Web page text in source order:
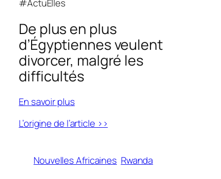
#ActuElles
De plus en plus
d’Égyptiennes veulent
divorcer, malgré les
difficultés
En savoir plus
L’origine de l’article >>
Nouvelles Africaines Rwanda